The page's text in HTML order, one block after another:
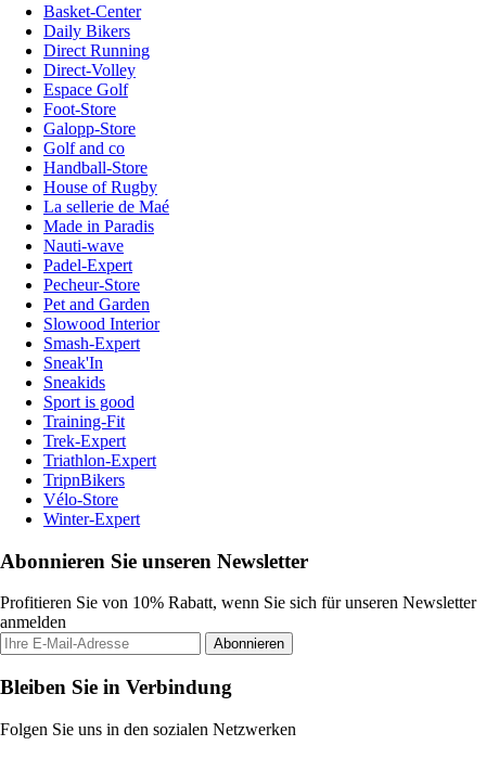
Basket-Center
Daily Bikers
Direct Running
Direct-Volley
Espace Golf
Foot-Store
Galopp-Store
Golf and co
Handball-Store
House of Rugby
La sellerie de Maé
Made in Paradis
Nauti-wave
Padel-Expert
Pecheur-Store
Pet and Garden
Slowood Interior
Smash-Expert
Sneak'In
Sneakids
Sport is good
Training-Fit
Trek-Expert
Triathlon-Expert
TripnBikers
Vélo-Store
Winter-Expert
Abonnieren Sie unseren Newsletter
Profitieren Sie von 10% Rabatt, wenn Sie sich für unseren Newsletter
anmelden
Abonnieren
Bleiben Sie in Verbindung
Folgen Sie uns in den sozialen Netzwerken